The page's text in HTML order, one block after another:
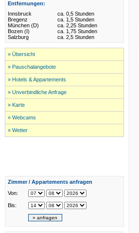
Entfernungen:
Innsbruck
ca. 0,5 Stunden
Bregenz
ca. 1,5 Stunden
München (D)
ca. 2,25 Stunden
Bozen (I)
ca. 1,75 Stunden
Salzburg
ca. 2,5 Stunden
» Übersicht
» Pauschalangebote
» Hotels & Appartements
» Unverbindliche Anfrage
» Karte
» Webcams
» Wetter
Zimmer / Appartements anfragen
Von:
Bis: